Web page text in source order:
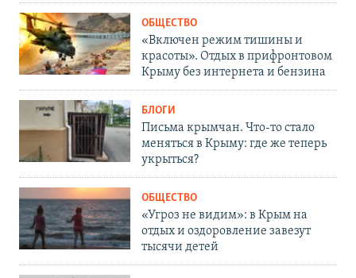
ОБЩЕСТВО
«Включен режим тишины и
красоты». Отдых в прифронтовом
Крыму без интернета и бензина
БЛОГИ
Письма крымчан. Что-то стало
меняться в Крыму: где же теперь
укрыться?
ОБЩЕСТВО
«Угроз не видим»: в Крым на
отдых и оздоровление завезут
тысячи детей